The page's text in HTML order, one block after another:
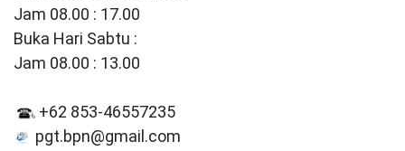
Jam 08.00 : 17.00
Buka Hari Sabtu :
Jam 08.00 : 13.00
+62 853-46557235
pgt.bpn@gmail.com